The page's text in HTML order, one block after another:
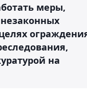
меры,
на